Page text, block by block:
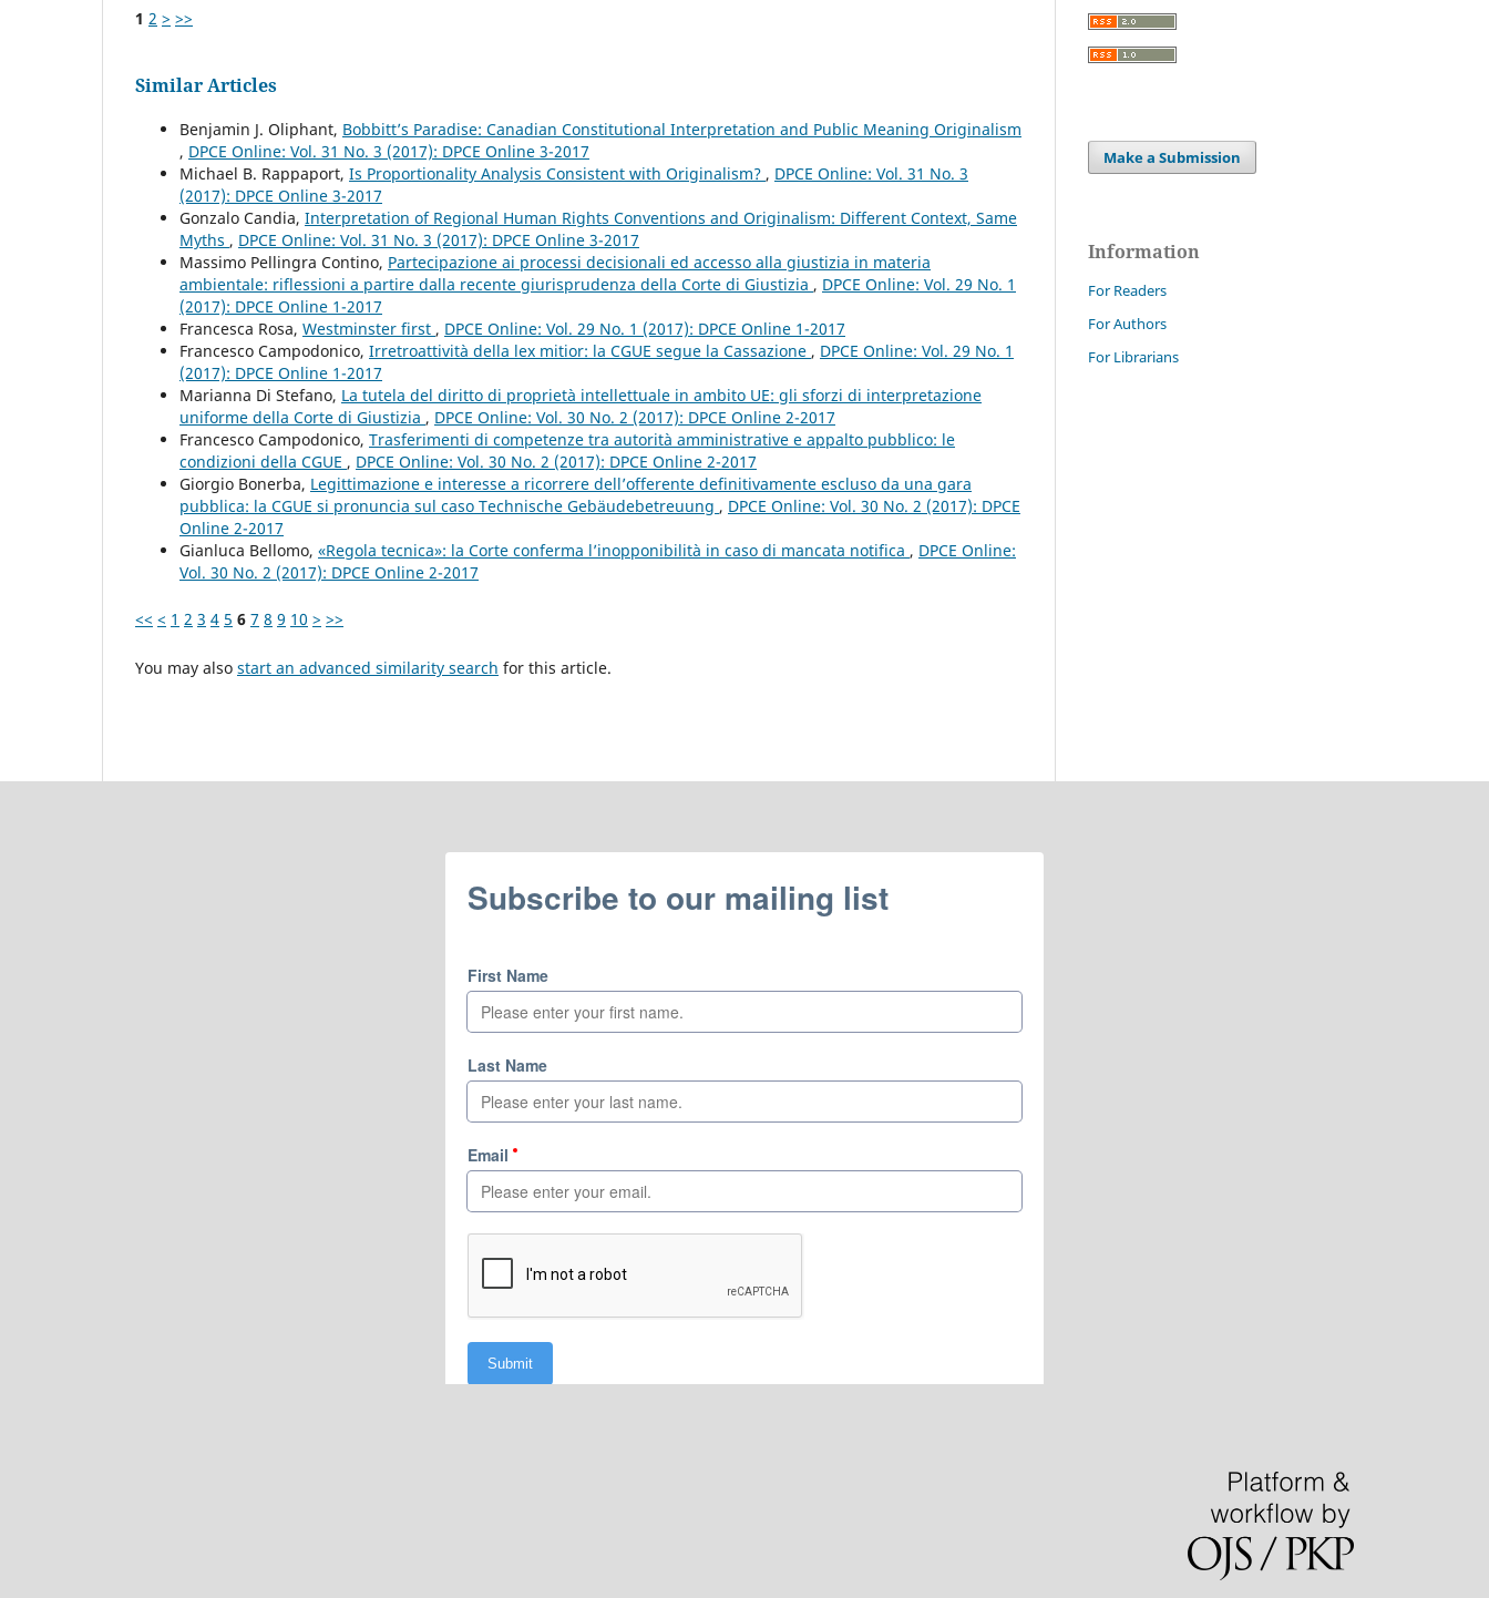
1 2 > >>
Similar Articles
Benjamin J. Oliphant, Bobbitt’s Paradise: Canadian Constitutional Interpretation and Public Meaning Originalism
, DPCE Online: Vol. 31 No. 3 (2017): DPCE Online 3-2017
Michael B. Rappaport, Is Proportionality Analysis Consistent with Originalism? , DPCE Online: Vol. 31 No. 3
(2017): DPCE Online 3-2017
Gonzalo Candia, Interpretation of Regional Human Rights Conventions and Originalism: Different Context, Same
Myths , DPCE Online: Vol. 31 No. 3 (2017): DPCE Online 3-2017
Massimo Pellingra Contino, Partecipazione ai processi decisionali ed accesso alla giustizia in materia
ambientale: riflessioni a partire dalla recente giurisprudenza della Corte di Giustizia , DPCE Online: Vol. 29 No. 1
(2017): DPCE Online 1-2017
Francesca Rosa, Westminster first , DPCE Online: Vol. 29 No. 1 (2017): DPCE Online 1-2017
Francesco Campodonico, Irretroattività della lex mitior: la CGUE segue la Cassazione , DPCE Online: Vol. 29 No. 1
(2017): DPCE Online 1-2017
Marianna Di Stefano, La tutela del diritto di proprietà intellettuale in ambito UE: gli sforzi di interpretazione
uniforme della Corte di Giustizia , DPCE Online: Vol. 30 No. 2 (2017): DPCE Online 2-2017
Francesco Campodonico, Trasferimenti di competenze tra autorità amministrative e appalto pubblico: le
condizioni della CGUE , DPCE Online: Vol. 30 No. 2 (2017): DPCE Online 2-2017
Giorgio Bonerba, Legittimazione e interesse a ricorrere dell’offerente definitivamente escluso da una gara
pubblica: la CGUE si pronuncia sul caso Technische Gebäudebetreuung , DPCE Online: Vol. 30 No. 2 (2017): DPCE
Online 2-2017
Gianluca Bellomo, «Regola tecnica»: la Corte conferma l’inopponibilità in caso di mancata notifica , DPCE Online:
Vol. 30 No. 2 (2017): DPCE Online 2-2017
<< < 1 2 3 4 5 6 7 8 9 10 > >>
You may also start an advanced similarity search for this article.
Make a Submission
Information
For Readers
For Authors
For Librarians